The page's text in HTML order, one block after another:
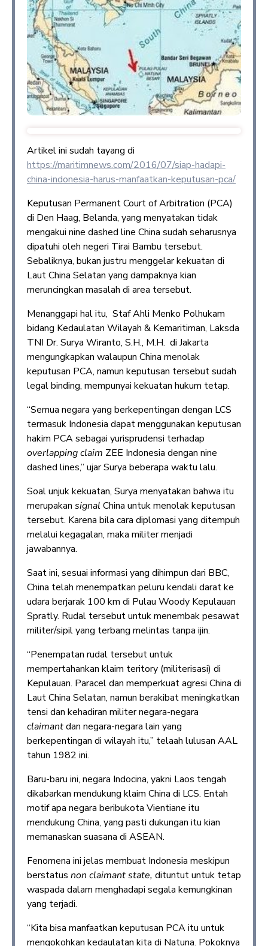
Artikel ini sudah tayang di
https://maritimnews.com/2016/07/siap-hadapi-
china-indonesia-harus-manfaatkan-keputusan-pca/
Keputusan Permanent Court of Arbitration (PCA)
di Den Haag, Belanda, yang menyatakan tidak
mengakui nine dashed line China sudah seharusnya
dipatuhi oleh negeri Tirai Bambu tersebut.
Sebaliknya, bukan justru menggelar kekuatan di
Laut China Selatan yang dampaknya kian
meruncingkan masalah di area tersebut.
Menanggapi hal itu, Staf Ahli Menko Polhukam
bidang Kedaulatan Wilayah & Kemaritiman, Laksda
TNI Dr. Surya Wiranto, S.H., M.H. di Jakarta
mengungkapkan walaupun China menolak
keputusan PCA, namun keputusan tersebut sudah
legal binding, mempunyai kekuatan hukum tetap.
“Semua negara yang berkepentingan dengan LCS
termasuk Indonesia dapat menggunakan keputusan
hakim PCA sebagai yurisprudensi terhadap
overlapping claim ZEE Indonesia dengan nine
dashed lines,” ujar Surya beberapa waktu lalu.
Soal unjuk kekuatan, Surya menyatakan bahwa itu
merupakan signal China untuk menolak keputusan
tersebut. Karena bila cara diplomasi yang ditempuh
melalui kegagalan, maka militer menjadi
jawabannya.
Saat ini, sesuai informasi yang dihimpun dari BBC,
China telah menempatkan peluru kendali darat ke
udara berjarak 100 km di Pulau Woody Kepulauan
Spratly. Rudal tersebut untuk menembak pesawat
militer/sipil yang terbang melintas tanpa ijin.
“Penempatan rudal tersebut untuk
mempertahankan klaim teritory (militerisasi) di
Kepulauan. Paracel dan memperkuat agresi China di
Laut China Selatan, namun berakibat meningkatkan
tensi dan kehadiran militer negara-negara
claimantdan negara-negara lain yang
berkepentingan di wilayah itu,” telaah lulusan AAL
tahun 1982 ini.
Baru-baru ini, negara Indocina, yakni Laos tengah
dikabarkan mendukung klaim China di LCS. Entah
motif apa negara beribukota Vientiane itu
mendukung China, yang pasti dukungan itu kian
memanaskan suasana di ASEAN.
Fenomena ini jelas membuat Indonesia meskipun
berstatus non claimant state, dituntut untuk tetap
waspada dalam menghadapi segala kemungkinan
yang terjadi.
“Kita bisa manfaatkan keputusan PCA itu untuk
mengokohkan kedaulatan kita di Natuna. Pokoknya